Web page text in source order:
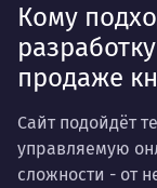
Кому
продаже
Сайт подойдёт
управляемую
сложности - от